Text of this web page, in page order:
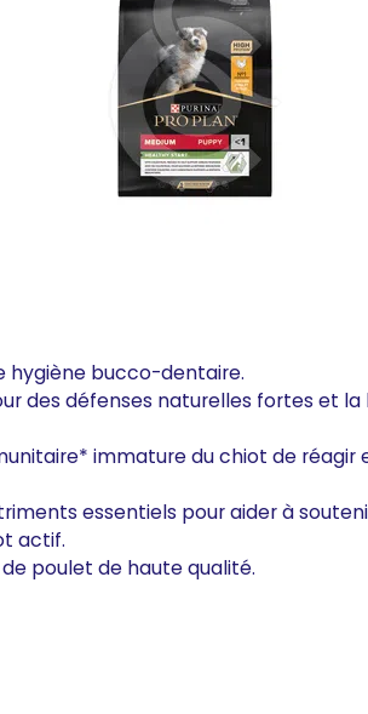
hygiène bucco-dentaire.
des défenses naturelles fortes et
immature du chiot de réagir
essentiels pour aider à
actif.
poulet de haute qualité.